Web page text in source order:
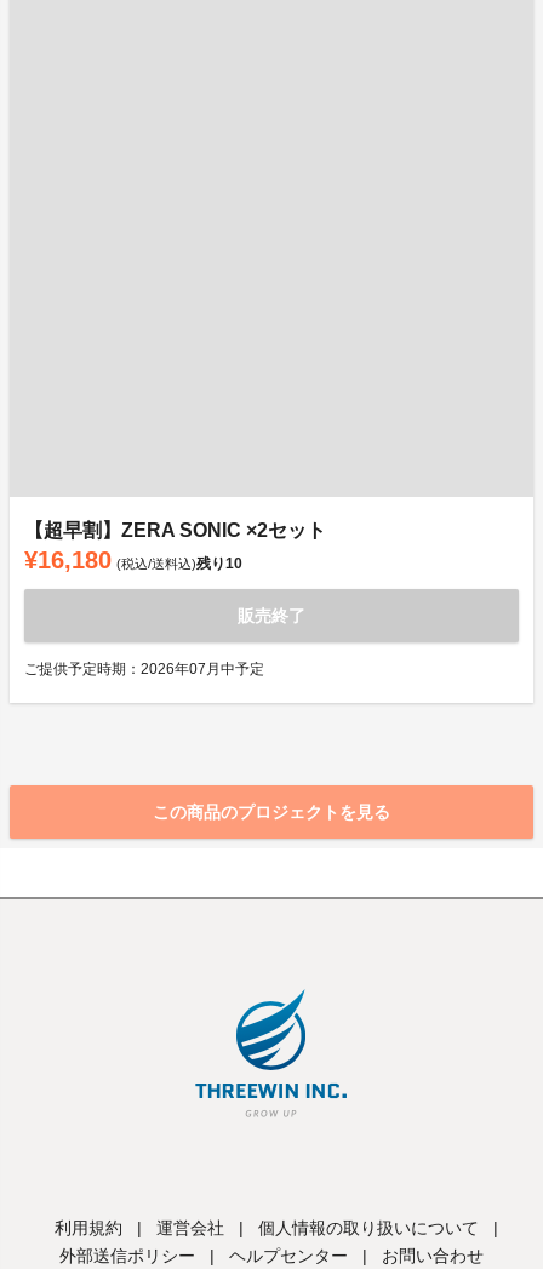
【超早割】ZERA SONIC ×2セット
¥16,180 (税込/送料込)残り10
販売終了
ご提供予定時期：2026年07月中予定
この商品のプロジェクトを見る
利用規約 | 運営会社 | 個人情報の取り扱いについて
|
外部送信ポリシー
| ヘルプセンター | お問い合わせ